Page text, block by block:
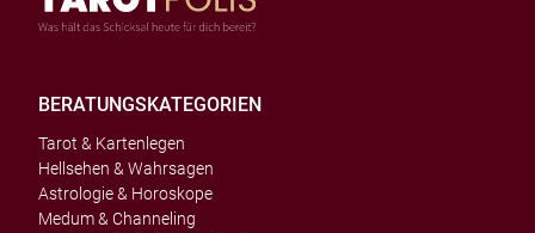
BERATUNGSKATEGORIEN
Tarot & Kartenlegen
Hellsehen & Wahrsagen
Astrologie & Horoskope
Medum & Channeling